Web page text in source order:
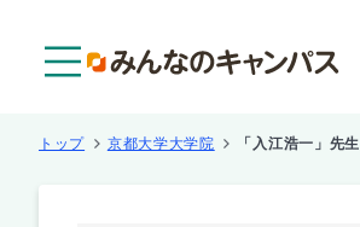
トップ 京都大学大学院 「入江浩一」先生